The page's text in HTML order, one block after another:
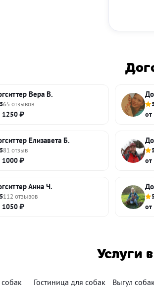
Вера В.
565 отзывов
1250 ₽
Елизавета Б.
581 отзыв
1000 ₽
Анна Ч.
5112 отзывов
1050 ₽
Услуги
Гостиница для собак Выгул